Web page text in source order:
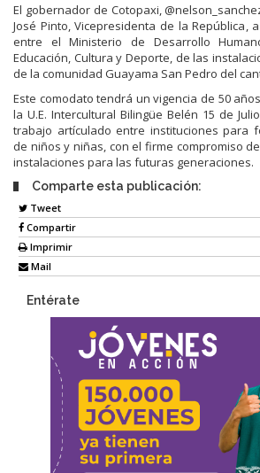
El gobernador de Cotopaxi,
José Pinto, Vicepresidenta de la República,
entre el Ministerio de Desarrollo
Educación, Cultura y Deporte, de las
de la comunidad Guayama San Pedro del
Este comodato tendrá un vigencia de 50
la U.E. Intercultural Bilingüe Belén 15 de
trabajo artículado entre instituciones para
de niños y niñas, con el firme compromiso
instalaciones para las futuras generaciones.
Comparte esta publicación:
Tweet
Compartir
Imprimir
Mail
Entérate